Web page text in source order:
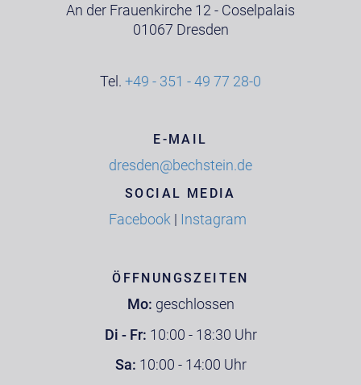
An der Frauenkirche 12 - Coselpalais
01067 Dresden
Tel. +49 - 351 - 49 77 28-0
E-MAIL
dresden@bechstein.de
SOCIAL MEDIA
Facebook | Instagram
ÖFFNUNGSZEITEN
Mo: geschlossen
Di - Fr: 10:00 - 18:30 Uhr
Sa: 10:00 - 14:00 Uhr